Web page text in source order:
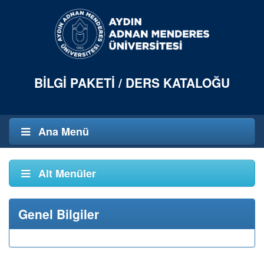
BILGI PAKETI / DERS KATALOĞU
Ana Menü
Alt Menüler
Genel Bilgiler